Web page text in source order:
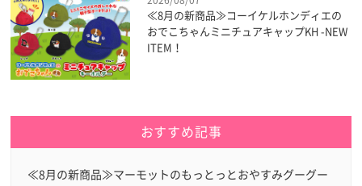
≪8月の新商品≫コーイケルホンディエの
おでこちゃんミニチュアキャップKH -NEW
ITEM！
おすすめ記事
≪8月の新商品≫マーモットのもっとっとおやすみグーグー